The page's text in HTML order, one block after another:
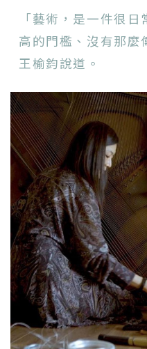
「藝術，是一件很
高的門檻、沒有那麼
王榆鈞說道。